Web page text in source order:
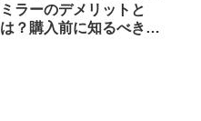
ミラーのデメリットと
は？購入前に知るべき注